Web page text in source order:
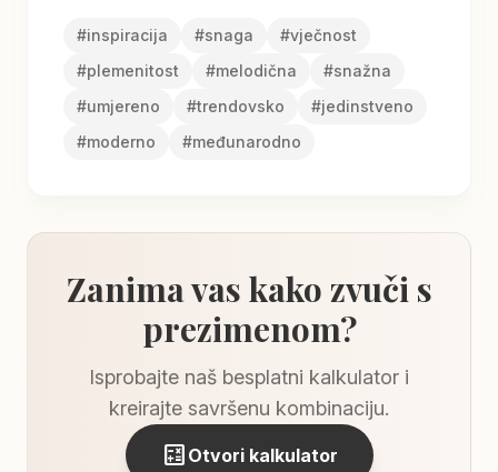
#inspiracija #snaga #vječnost
#plemenitost #melodična #snažna
#umjereno #trendovsko #jedinstveno
#moderno #međunarodno
Zanima vas kako zvuči s
prezimenom?
Isprobajte naš besplatni kalkulator i
kreirajte savršenu kombinaciju.
calculate Otvori kalkulator